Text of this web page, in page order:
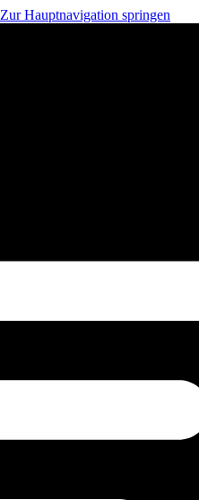
Zur Hauptnavigation springen